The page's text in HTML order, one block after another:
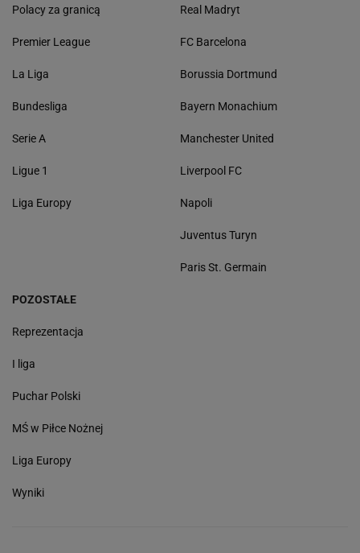
Polacy za granicą
Premier League
La Liga
Bundesliga
Serie A
Ligue 1
Liga Europy
Real Madryt
FC Barcelona
Borussia Dortmund
Bayern Monachium
Manchester United
Liverpool FC
Napoli
Juventus Turyn
Paris St. Germain
POZOSTAŁE
Reprezentacja
I liga
Puchar Polski
MŚ w Piłce Nożnej
Liga Europy
Wyniki